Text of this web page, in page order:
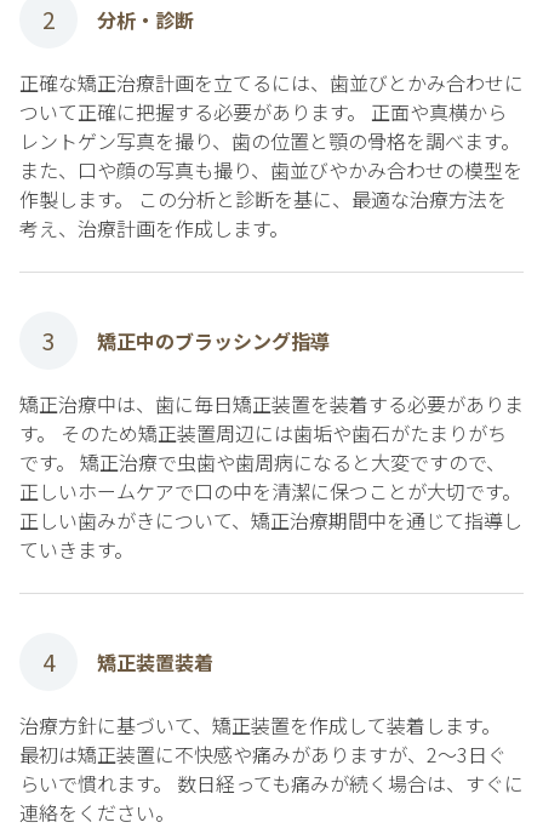
2 分析・診断
正確な矯正治療計画を立てるには、歯並びとかみ合わせに
ついて正確に把握する必要があります。 正面や真横から
レントゲン写真を撮り、歯の位置と顎の骨格を調べます。
また、口や顔の写真も撮り、歯並びやかみ合わせの模型を
作製します。 この分析と診断を基に、最適な治療方法を
考え、治療計画を作成します。
3 矯正中のブラッシング指導
矯正治療中は、歯に毎日矯正装置を装着する必要がありま
す。 そのため矯正装置周辺には歯垢や歯石がたまりがち
です。 矯正治療で虫歯や歯周病になると大変ですので、
正しいホームケアで口の中を清潔に保つことが大切です。
正しい歯みがきについて、矯正治療期間中を通じて指導し
ていきます。
4 矯正装置装着
治療方針に基づいて、矯正装置を作成して装着します。
最初は矯正装置に不快感や痛みがありますが、2～3日ぐ
らいで慣れます。 数日経っても痛みが続く場合は、すぐに
連絡をください。